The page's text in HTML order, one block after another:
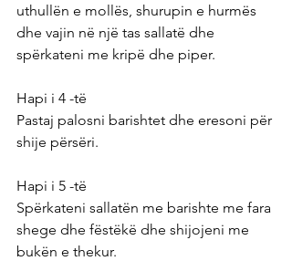
uthullën e mollës, shurupin e hurmës
dhe vajin në një tas sallatë dhe
spërkateni me kripë dhe piper.
Hapi i 4 -të
Pastaj palosni barishtet dhe eresoni për
shije përsëri.
Hapi i 5 -të
Spërkateni sallatën me barishte me fara
shege dhe fëstëkë dhe shijojeni me
bukën e thekur.